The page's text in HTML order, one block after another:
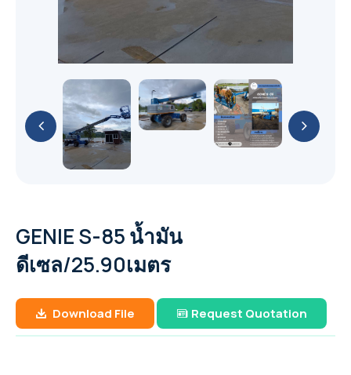
GA 11-26 / GA 11+-30 (11-30 kW / 15-40 hp)
GA 37-110 VSD+ (37-110 kW/50-150 hp)
GA 7-37 VSD+ (7-37 kW/10-50 hp)
GA 22-37 VSDS (22-37 kW/30-50 hp)
GA 5-37 VSDS (5-37 kW/7-50 hp)
Filter
Air treatment solutions
Compressed air filters
Nitrogen & Oxygen
On-site industrial gases
GAVSDIPM
XA(H,T,V)S 350-450 T2 WUX
THE POWER OF CONNECTIVITY
QAS 325-400 (50-60 Hz)
Rental Aircompressor
XAS 97
6 mm (1/4") PRO-FLO BOLTED PLASTIC
38 mm (1-1/2") PRO-FLO BOLTED METAL
PUMP
13 mm (1/2") PRO-FLO SHIFT CLAMPED
METAL PUMP
76 mm (3") PRO-FLO SHIFT BOLTED
PLASTIC PUMP
51 mm (2") PRO-FLO SHIFT BOLTED
PLASTIC PUMP
PLASTIC PUMP
76 mm (3") PRO-FLO SHIFT BOLTED METAL
51 mm (2") PRO-FLO SHIFT BOLTED METAL
with safety gear
Yalehandy Ratchet Lever hoist
YaleERGO 360 Ratchet lever hoist
YaleLift IT Hand chain hoist with integrated
push or geared type trolley
YaleLift LH Hand chain hoist with
integrated push or geared type trolley
(low headroom)
Yale VSIII Hand chain hoist
Cable Puller and Acccessories
Yale Pulley blocks
Explosion Proof (ATEX) Hand Chain Hoists
YaleLift LH ATEX Hand chain hoist with
integrated push or geared type trolley
(low headroom)
integrated push or geared type trolley
Yalelift 360 ATEX Hand chain hoist
Hoisting and Lifting
API (ASTM) A53
เหล็กกล่องสี่เหลี่ยม (Carbon Steel Square
Pipes)
เหล็กท่อประปากัลวาไนซ์ (Galvanized Steel
Pipe)
เหล็กรางน้ำ (Channel Steel)
เหล็กไอบีม (I-Beam Steel)
เหล็กเอชบีม (H-Beam Steel)
เหล็กสี่เหลี่ยมตัน (Steel Square Bars)
เหล็กแผ่น หรือ เหล็กแผ่นดำ (Hot Rolled Steel
Plate And Sheet)
เหล็กแผ่นลาย (Checkered Plate)
เหล็กแบน (Flat Bars Steel)
GENIE S-85 น้ำมัน
ดีเซล/25.90เมตร
Download File Request Quotation